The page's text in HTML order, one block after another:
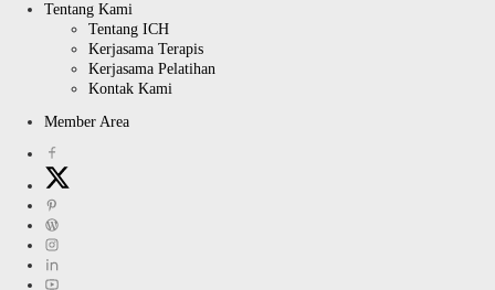
Tentang Kami
Tentang ICH
Kerjasama Terapis
Kerjasama Pelatihan
Kontak Kami
Member Area